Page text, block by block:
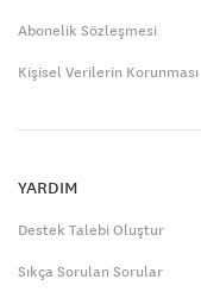
Abonelik Sözleşmesi
Kişisel Verilerin Korunması
YARDIM
Destek Talebi Oluştur
Sıkça Sorulan Sorular